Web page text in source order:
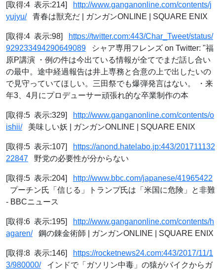
[取得:4 表示:214]
http://www.ganganonline.com/contents/j
yujyu/青春は獣充だ | ガンガンONLINE | SQUARE ENIX
[取得:4 表示:98]
https://twitter.com:443/Char_Tweet/status/
929233494290649089 シャア専用フレンズ on Twitter: "福
原P講演 ・例の件は今出ている情報が全てでまだ話し合い
の最中。途中経過報告は井上専務と合意の上で出したいの
で見守っていてほしい。三田祭でも爆弾発言はない。 ・来
年3、4月にプロデューサー頑張れ的な卒業制作の本
[取得:5 表示:329]
http://www.ganganonline.com/contents/o
ishii/美味しい妖 | ガンガンONLINE | SQUARE ENIX
[取得:5 表示:107]
https://anond.hatelabo.jp:443/201711132
22847 野党の必要性が分からない
[取得:5 表示:204]
http://www.bbc.com/japanese/41965422
プーチン氏「信じる」トランプ氏は「米国に危険」と非難
- BBCニュース
[取得:6 表示:195]
http://www.ganganonline.com/contents/h
agaren/鋼の錬金術師 | ガンガンONLINE | SQUARE ENIX
[取得:8 表示:146]
https://rocketnews24.com:443/2017/11/1
3/980000/インドで「ガソリン中毒」の猿がバイクからガ